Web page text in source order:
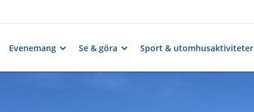
Evenemang Se & göra Sport & utomhusaktiviteter